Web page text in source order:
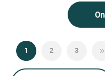
1 2 3